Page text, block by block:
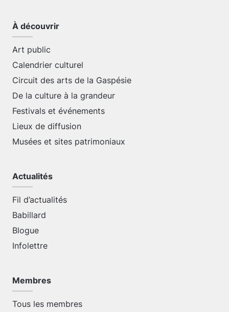
À découvrir
Art public
Calendrier culturel
Circuit des arts de la Gaspésie
De la culture à la grandeur
Festivals et événements
Lieux de diffusion
Musées et sites patrimoniaux
Actualités
Fil d’actualités
Babillard
Blogue
Infolettre
Membres
Tous les membres